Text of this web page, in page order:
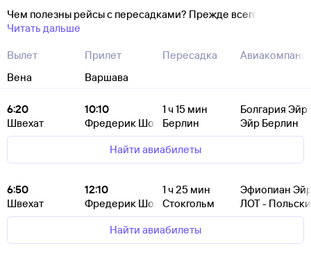
Чем полезны рейсы с пересадками? Прежде всего
Читать дальше
Вылет
Вена
Прилет
Варшава
Пересадка
6:20
Швехат
10:10
Фредерик Шопен
1ч 15 мин
Берлин
Болгария Эйр
Эйр Берлин
Найти авиабилеты
6:50
Швехат
12:10
Фредерик Шопен
1ч 25 мин
Стокгольм
Эфиопиан
ЛОТ -
Найти авиабилеты